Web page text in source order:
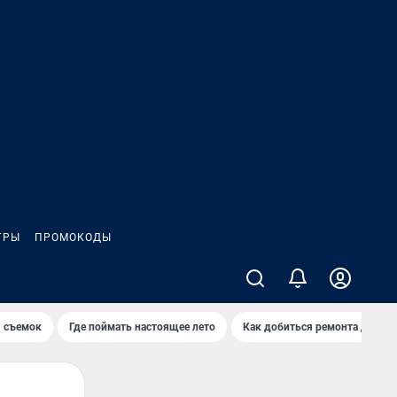
ПРОМОКОДЫ
съемок Где поймать настоящее лето Как добиться ремонта двора